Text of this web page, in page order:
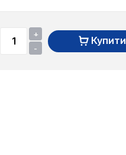
+
-
Купити